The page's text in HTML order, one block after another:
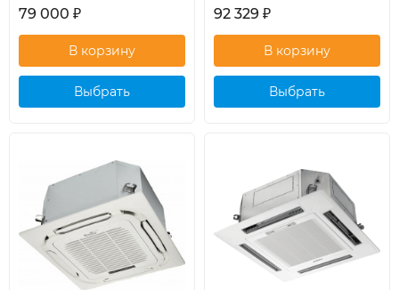
79 000 ₽
Выбрать
92 329 ₽
Выбрать